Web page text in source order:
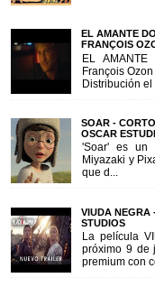
EL AMANTE
FRANÇOIS
EL
François
Distribución el
SOAR -
OSCAR
'Soar' es un
Miyazaki y
que d...
VIUDA NEGRA
STUDIOS
La película
próximo 9 de
premium con